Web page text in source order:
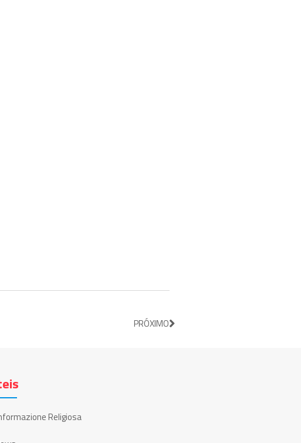
PRÓXIMO
Religiosa